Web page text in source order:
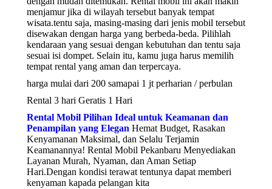
menjamur jika di wilayah tersebut banyak tempat
wisata.tentu saja, masing-masing dari jenis mobil tersebut
disewakan dengan harga yang berbeda-beda. Pilihlah
kendaraan yang sesuai dengan kebutuhan dan tentu saja
sesuai isi dompet. Selain itu, kamu juga harus memilih
tempat rental yang aman dan terpercaya.
harga mulai dari 200 samapai 1 jt perharian / perbulan
Rental 3 hari Geratis 1 Hari
Rental Mobil Pilihan Ideal untuk Keamanan dan
Penampilan yang Elegan Hemat Budget, Rasakan
Kenyamanan Maksimal, dan Selalu Terjamin
Keamanannya! Rental Mobil Pekanbaru Menyediakan
Layanan Murah, Nyaman, dan Aman Setiap
Hari.Dengan kondisi terawat tentunya dapat memberi
kenyaman kapada pelangan kita